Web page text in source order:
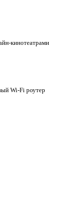
кинотеатрами
Wi-Fi роутер